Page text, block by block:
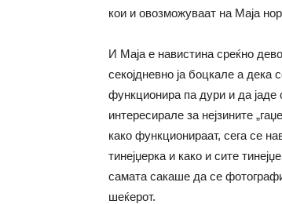
кои и овозможуваат на Маја
И Маја е навистина среќно
секојдневно ја боцкале а дека
функционира па дури и да јаде
интересирале за нејзините
како функционираат, сега се
тинејџерка и како и сите
самата сакаше да се
шеќерот.